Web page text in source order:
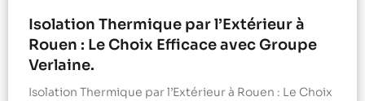
Isolation Thermique par l’Extérieur à
Rouen : Le Choix Efficace avec Groupe
Verlaine.
Isolation Thermique par l’Extérieur à Rouen : Le Choix